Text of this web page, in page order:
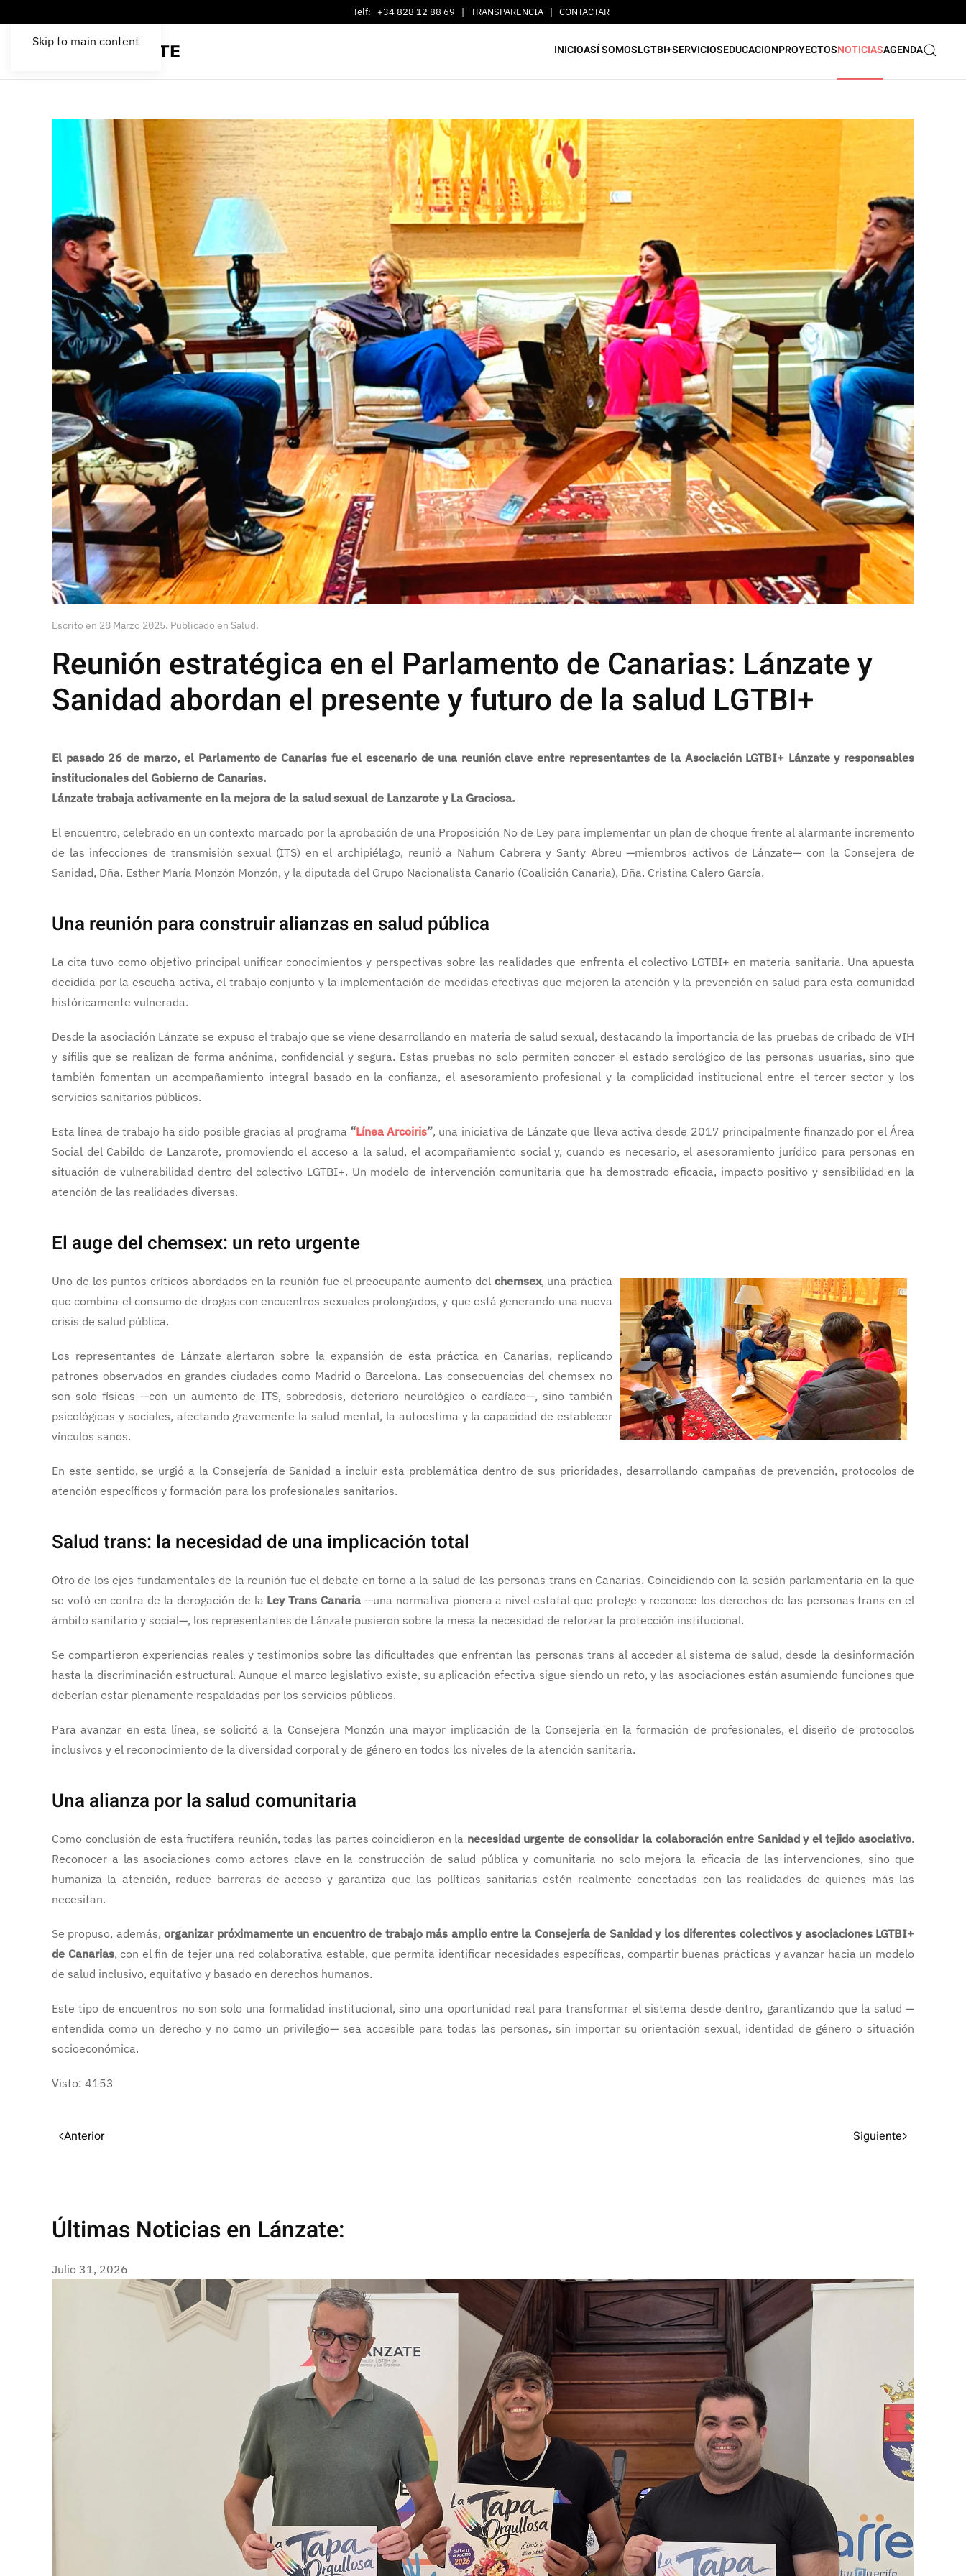
Telf: +34 828 12 88 69 | TRANSPARENCIA | CONTACTAR
Skip to main content
INICIOASÍ SOMOSLGTBI+SERVICIOSEDUCACIONPROYECTOSNOTICIASAGENDA
Escrito en 28 Marzo 2025. Publicado en Salud.
Reunión estratégica en el Parlamento de Canarias: Lánzate y
Sanidad abordan el presente y futuro de la salud LGTBI+
El pasado 26 de marzo, el Parlamento de Canarias fue el escenario de una reunión clave entre representantes de la Asociación LGTBI+ Lánzate y responsables
institucionales del Gobierno de Canarias.
Lánzate trabaja activamente en la mejora de la salud sexual de Lanzarote y La Graciosa.
El encuentro, celebrado en un contexto marcado por la aprobación de una Proposición No de Ley para implementar un plan de choque frente al alarmante incremento
de las infecciones de transmisión sexual (ITS) en el archipiélago, reunió a Nahum Cabrera y Santy Abreu —miembros activos de Lánzate— con la Consejera de
Sanidad, Dña. Esther María Monzón Monzón, y la diputada del Grupo Nacionalista Canario (Coalición Canaria), Dña. Cristina Calero García.
Una reunión para construir alianzas en salud pública
La cita tuvo como objetivo principal unificar conocimientos y perspectivas sobre las realidades que enfrenta el colectivo LGTBI+ en materia sanitaria. Una apuesta
decidida por la escucha activa, el trabajo conjunto y la implementación de medidas efectivas que mejoren la atención y la prevención en salud para esta comunidad
históricamente vulnerada.
Desde la asociación Lánzate se expuso el trabajo que se viene desarrollando en materia de salud sexual, destacando la importancia de las pruebas de cribado de VIH
y sífilis que se realizan de forma anónima, confidencial y segura. Estas pruebas no solo permiten conocer el estado serológico de las personas usuarias, sino que
también fomentan un acompañamiento integral basado en la confianza, el asesoramiento profesional y la complicidad institucional entre el tercer sector y los
servicios sanitarios públicos.
Esta línea de trabajo ha sido posible gracias al programa “Línea Arcoiris”, una iniciativa de Lánzate que lleva activa desde 2017 principalmente finanzado por el Área
Social del Cabildo de Lanzarote, promoviendo el acceso a la salud, el acompañamiento social y, cuando es necesario, el asesoramiento jurídico para personas en
situación de vulnerabilidad dentro del colectivo LGTBI+. Un modelo de intervención comunitaria que ha demostrado eficacia, impacto positivo y sensibilidad en la
atención de las realidades diversas.
El auge del chemsex: un reto urgente
Uno de los puntos críticos abordados en la reunión fue el preocupante aumento del chemsex, una práctica
que combina el consumo de drogas con encuentros sexuales prolongados, y que está generando una nueva
crisis de salud pública.
Los representantes de Lánzate alertaron sobre la expansión de esta práctica en Canarias, replicando
patrones observados en grandes ciudades como Madrid o Barcelona. Las consecuencias del chemsex no
son solo físicas —con un aumento de ITS, sobredosis, deterioro neurológico o cardíaco—, sino también
psicológicas y sociales, afectando gravemente la salud mental, la autoestima y la capacidad de establecer
vínculos sanos.
En este sentido, se urgió a la Consejería de Sanidad a incluir esta problemática dentro de sus prioridades, desarrollando campañas de prevención, protocolos de
atención específicos y formación para los profesionales sanitarios.
Salud trans: la necesidad de una implicación total
Otro de los ejes fundamentales de la reunión fue el debate en torno a la salud de las personas trans en Canarias. Coincidiendo con la sesión parlamentaria en la que
se votó en contra de la derogación de la Ley Trans Canaria —una normativa pionera a nivel estatal que protege y reconoce los derechos de las personas trans en el
ámbito sanitario y social—, los representantes de Lánzate pusieron sobre la mesa la necesidad de reforzar la protección institucional.
Se compartieron experiencias reales y testimonios sobre las dificultades que enfrentan las personas trans al acceder al sistema de salud, desde la desinformación
hasta la discriminación estructural. Aunque el marco legislativo existe, su aplicación efectiva sigue siendo un reto, y las asociaciones están asumiendo funciones que
deberían estar plenamente respaldadas por los servicios públicos.
Para avanzar en esta línea, se solicitó a la Consejera Monzón una mayor implicación de la Consejería en la formación de profesionales, el diseño de protocolos
inclusivos y el reconocimiento de la diversidad corporal y de género en todos los niveles de la atención sanitaria.
Una alianza por la salud comunitaria
Como conclusión de esta fructífera reunión, todas las partes coincidieron en la necesidad urgente de consolidar la colaboración entre Sanidad y el tejido asociativo.
Reconocer a las asociaciones como actores clave en la construcción de salud pública y comunitaria no solo mejora la eficacia de las intervenciones, sino que
humaniza la atención, reduce barreras de acceso y garantiza que las políticas sanitarias estén realmente conectadas con las realidades de quienes más las
necesitan.
Se propuso, además,organizar próximamente un encuentro de trabajo más amplio entre la Consejería de Sanidad y los diferentes colectivos y asociaciones LGTBI+
de Canarias, con el fin de tejer una red colaborativa estable, que permita identificar necesidades específicas, compartir buenas prácticas y avanzar hacia un modelo
de salud inclusivo, equitativo y basado en derechos humanos.
Este tipo de encuentros no son solo una formalidad institucional, sino una oportunidad real para transformar el sistema desde dentro, garantizando que la salud —
entendida como un derecho y no como un privilegio— sea accesible para todas las personas, sin importar su orientación sexual, identidad de género o situación
socioeconómica.
Visto: 4153
Anterior Siguiente
Últimas Noticias en Lánzate:
Julio 31, 2026